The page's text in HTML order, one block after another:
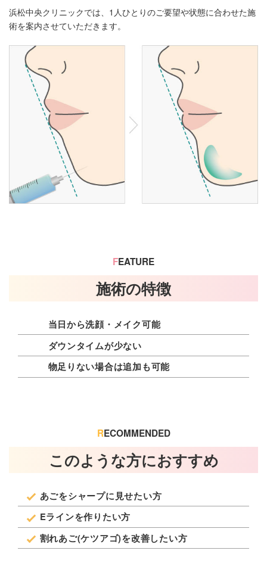
浜松中央クリニックでは、1人ひとりのご要望や状態に合わせた施
術を案内させていただきます。
FEATURE
施術の特徴
当日から洗顔・メイク可能
ダウンタイムが少ない
物足りない場合は追加も可能
RECOMMENDED
このような方におすすめ
あごをシャープに見せたい方
Eラインを作りたい方
割れあご(ケツアゴ)を改善したい方